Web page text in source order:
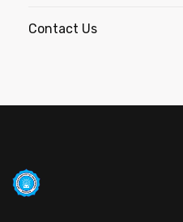
Contact Us